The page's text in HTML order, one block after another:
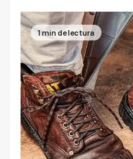
1 min de lectura